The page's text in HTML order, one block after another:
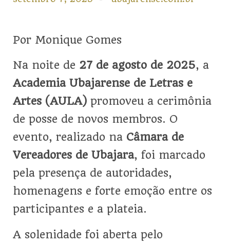
Por Monique Gomes
Na noite de 27 de agosto de 2025, a
Academia Ubajarense de Letras e
Artes (AULA) promoveu a cerimônia
de posse de novos membros. O
evento, realizado na Câmara de
Vereadores de Ubajara, foi marcado
pela presença de autoridades,
homenagens e forte emoção entre os
participantes e a plateia.
A solenidade foi aberta pelo